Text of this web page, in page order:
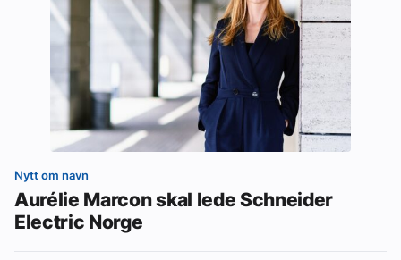
Nytt om navn
Aurélie Marcon skal lede Schneider
Electric Norge